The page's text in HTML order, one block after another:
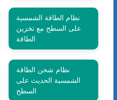
نظام الطاقة الشمسية
على السطح مع تخزين
الطاقة
نظام شحن الطاقة
الشمسية الحديث على
السطح